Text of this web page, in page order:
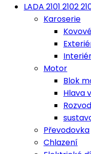
LADA 2101 2102
Karoserie
Motor
Blok
Hlava
Převodovka
Chlazení